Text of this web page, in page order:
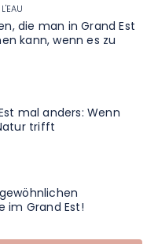
die man in Grand Est
kann, wenn es zu
mal anders: Wenn
trifft
im Grand Est!